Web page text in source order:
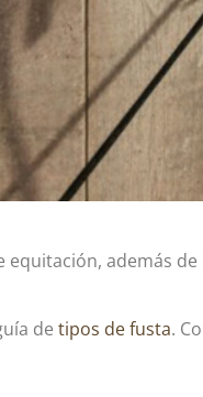
además
detipos de fusta.